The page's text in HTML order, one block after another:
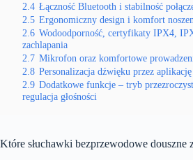
2.4 Łączność Bluetooth i stabilność
2.5 Ergonomiczny design i komfort
2.6 Wodoodporność, certyfikaty IPX4,
zachlapania
2.7 Mikrofon oraz komfortowe
2.8 Personalizacja dźwięku przez
2.9 Dodatkowe funkcje – tryb
regulacja głośności
Które słuchawki bezprzewodowe douszne